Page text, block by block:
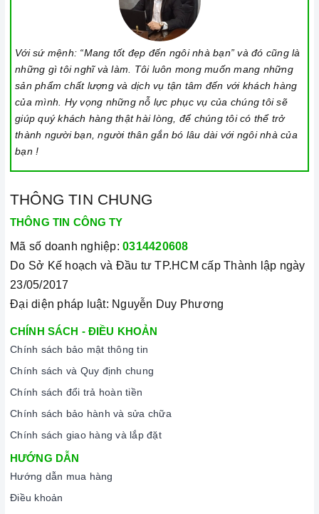
Với sứ mệnh: “Mang tốt đẹp đến ngôi nhà bạn” và đó cũng là
những gì tôi nghĩ và làm. Tôi luôn mong muốn mang những
sản phẩm chất lượng và dịch vụ tận tâm đến với khách hàng
của mình. Hy vọng những nỗ lực phục vụ của chúng tôi sẽ
giúp quý khách hàng thật hài lòng, để chúng tôi có thể trở
thành người bạn, người thân gắn bó lâu dài với ngôi nhà của
bạn !
THÔNG TIN CHUNG
THÔNG TIN CÔNG TY
Mã số doanh nghiệp: 0314420608
Do Sở Kế hoạch và Đầu tư TP.HCM cấp Thành lập ngày
23/05/2017
Đại diện pháp luật: Nguyễn Duy Phương
CHÍNH SÁCH - ĐIỀU KHOẢN
Chính sách bảo mật thông tin
Chính sách và Quy định chung
Chính sách đổi trả hoàn tiền
Chính sách bảo hành và sửa chữa
Chính sách giao hàng và lắp đặt
HƯỚNG DẪN
Hướng dẫn mua hàng
Điều khoản